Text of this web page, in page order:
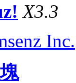
X3.3
Inc.